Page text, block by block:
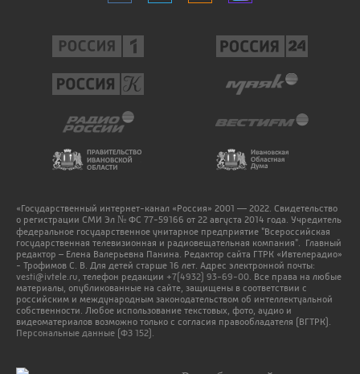
«Государственный интернет-канал «Россия» 2001 — 2022. Свидетельство
о регистрации СМИ Эл № ФС 77-59166 от 22 августа 2014 года. Учредитель
федеральное государственное унитарное предприятие "Всероссийская
государственная телевизионная и радиовещательная компания". Главный
редактор – Елена Валерьевна Панина. Редактор сайта ГТРК «Ивтелерадио»
- Трофимов С. В. Для детей старше 16 лет. Адрес электронной почты:
vesti@ivtele.ru , телефон редакции +7(4932) 93-69-00 . Все права на любые
материалы, опубликованные на сайте, защищены в соответствии с
российским и международным законодательством об интеллектуальной
собственности. Любое использование текстовых, фото, аудио и
видеоматериалов возможно только с согласия правообладателя (ВГТРК).
Персональные данные (ФЗ 152).